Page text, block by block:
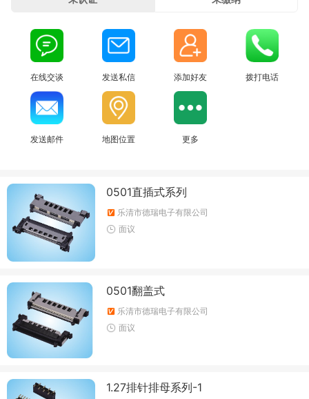
在线交谈 发送私信 添加好友 拨打电话
发送邮件 地图位置 更多
0501直插式系列
乐清市德瑞电子有限公司
面议
0501翻盖式
乐清市德瑞电子有限公司
面议
1.27排针排母系列-1